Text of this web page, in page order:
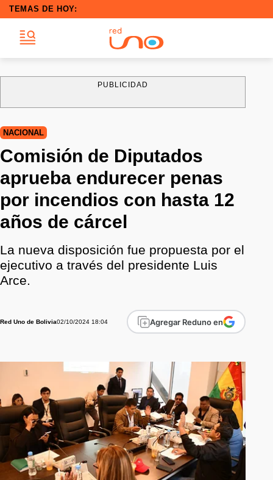
TEMAS DE HOY:
PUBLICIDAD
NACIONAL
Comisión de Diputados
aprueba endurecer penas
por incendios con hasta 12
años de cárcel
La nueva disposición fue propuesta por el
ejecutivo a través del presidente Luis
Arce.
Red Uno de Bolivia02/10/2024 18:04 Agregar Reduno en